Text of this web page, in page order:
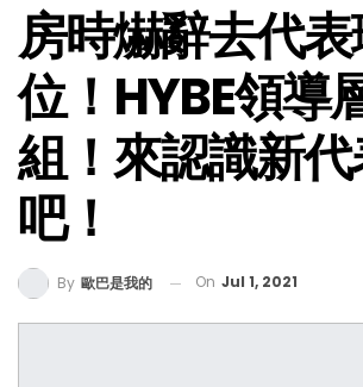
房時爀辭去代
位！HYBE領導
組！來認識新
吧！
By 歐巴是我的 On Jul 1, 2021